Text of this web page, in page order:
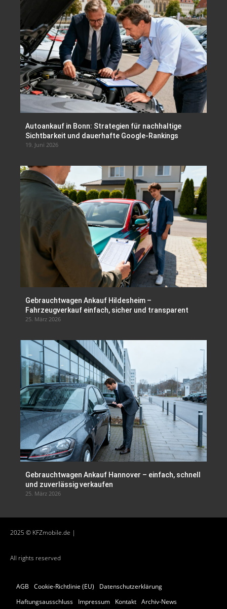
Autoankauf in Bonn: Strategien für nachhaltige
Sichtbarkeit und dauerhafte Google-Rankings
19. Juni 2026
Gebrauchtwagen Ankauf Hildesheim –
Fahrzeugverkauf einfach, sicher und transparent
25. März 2026
Gebrauchtwagen Ankauf Hannover – einfach, schnell
und zuverlässig verkaufen
25. März 2026
2025 © KFZmobile.de |
All rights reserved
AGB Cookie-Richtlinie (EU)
Datenschutzerklärung
Haftungsausschluss
Impressum Kontakt Archiv-News